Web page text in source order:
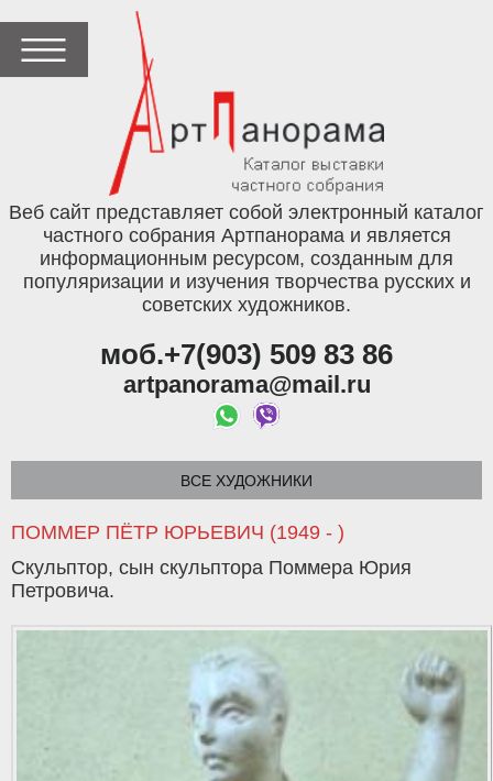
Веб сайт представляет собой электронный каталог
частного собрания Артпанорама и является
информационным ресурсом, созданным для
популяризации и изучения творчества русских и
советских художников.
моб.+7(903) 509 83 86
artpanorama@mail.ru
ВСЕ ХУДОЖНИКИ
ПОММЕР ПЁТР ЮРЬЕВИЧ (1949 - )
Cкульптор, сын скульптора Поммера Юрия
Петровича.